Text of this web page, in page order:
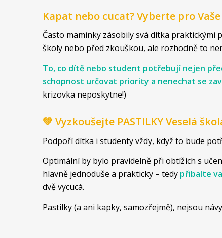
Kapat nebo cucat? Vyberte pro
Často maminky zásobily svá dítka praktickými
školy nebo před zkouškou, ale rozhodně to
To, co dítě nebo student potřebují nejen
schopnost určovat priority a nenechat se
krizovka neposkytne!)
💚 Vyzkoušejte PASTILKY Veselá
Podpoří dítka i studenty vždy, když to bude
Optimální by bylo pravidelně při obtížích s
hlavně jednoduše a prakticky – tedy přibalte
dvě vycucá.
Pastilky (a ani kapky, samozřejmě), nejsou